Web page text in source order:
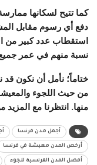
كما تتيح لسكانها
دفع أي رسوم مقابل
استقطاب عدد كبير من
نسبة منهم في عمر
ختاماً؛ نأمل أن نكون
من حيث اللجوء
منها. انتظرنا مع
أجمل مدن فرنسا
أرخص المدن معيشة في فرنسا
أفضل المدن الفرنسية للجوء